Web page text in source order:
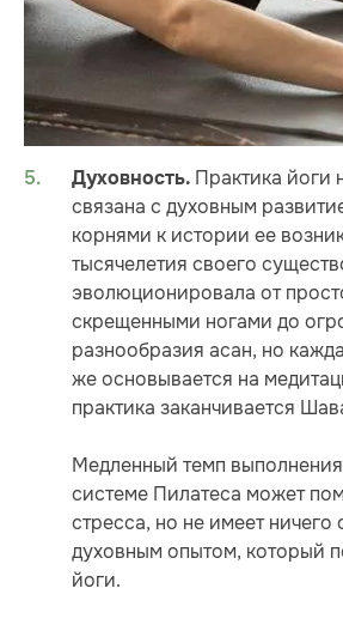
Духовность. Практика йоги
связана с духовным
корнями к истории ее
тысячелетия своего
эволюционировала от
скрещенными ногами до
разнообразия асан, но
же основывается на
практика заканчивается
Медленный темп
системе Пилатеса может
стресса, но не имеет ничего
духовным опытом, который
йоги.